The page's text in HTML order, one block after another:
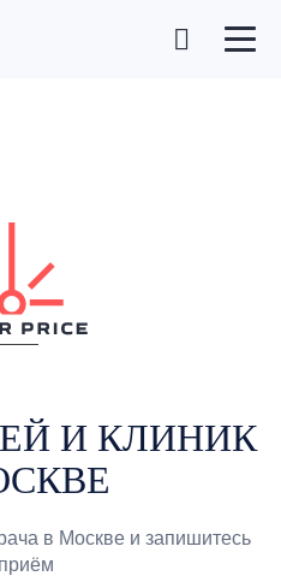
И КЛИНИК
в Москве и запишитесь